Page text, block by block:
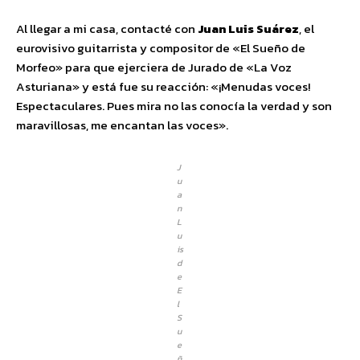
Al llegar a mi casa, contacté con Juan LuisSuárez, el
eurovisivo guitarrista y compositor de «El Sueño de
Morfeo» para que ejerciera de Jurado de «La Voz
Asturiana» y está fue su reacción: «¡Menudas voces!
Espectaculares. Pues mira no las conocía la verdad y son
maravillosas, me encantan las voces».
J
u
a
n
L
u
is
d
e
E
l
S
u
e